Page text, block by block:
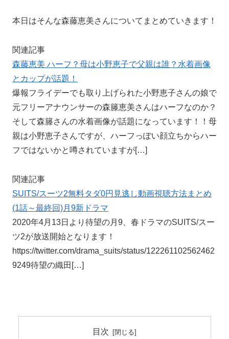
本日はそんな森藤恵美さんについてまとめていきます！
関連記事
森藤恵美 ハーフ？母は小野恵子で父親は誰？水着画像
とカップが話題！
爆報フライデーでも取り上げられた小野恵子さんの娘で
元フリーアナウンサーの森籐恵美さんはハーフなのか？
そして森籐さんの水着画像が話題になっています！！母
親は小野恵子さんですが、ハーフっぽい顔立ちからハー
フではないかと噂されていますが[…]
関連記事
SUITS/スーツ2無料タダ0円見逃し動画視聴方法まとめ
(1話～最終回)月9新ドラマ
2020年4月13日より待望の月9、春ドラマのSUITS/スー
ツ2が放送開始となります！
https://twitter.com/drama_suits/status/122261102562462
9249待望の織田[…]
目次